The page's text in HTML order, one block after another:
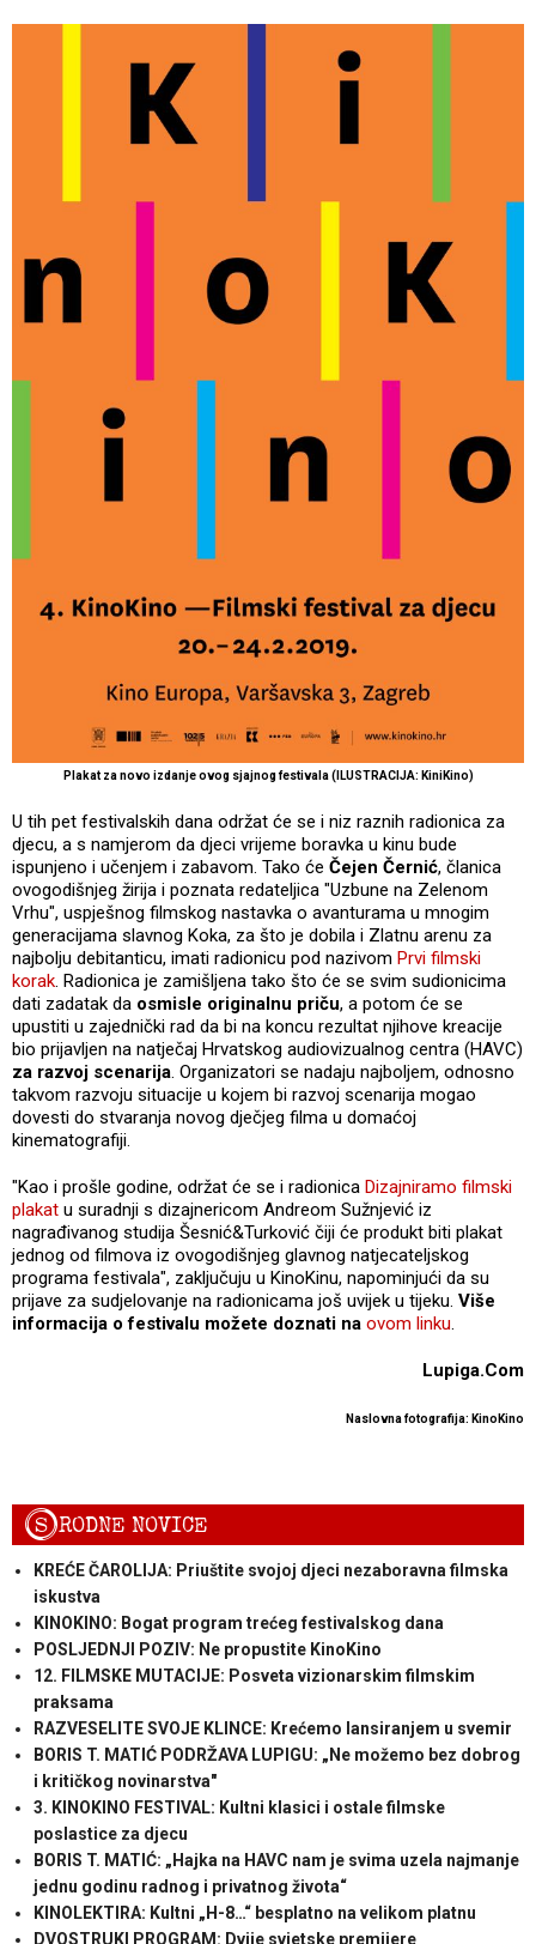
Plakat za novo izdanje ovog sjajnog festivala (ILUSTRACIJA: KiniKino)
U tih pet festivalskih dana održat će se i niz raznih radionica za
djecu, a s namjerom da djeci vrijeme boravka u kinu bude
ispunjeno i učenjem i zabavom. Tako će Čejen Černić, članica
ovogodišnjeg žirija i poznata redateljica "Uzbune na Zelenom
Vrhu", uspješnog filmskog nastavka o avanturama u mnogim
generacijama slavnog Koka, za što je dobila i Zlatnu arenu za
najbolju debitanticu, imati radionicu pod nazivom Prvi filmski
korak. Radionica je zamišljena tako što će se svim sudionicima
dati zadatak da osmisle originalnu priču, a potom će se
upustiti u zajednički rad da bi na koncu rezultat njihove kreacije
bio prijavljen na natječaj Hrvatskog audiovizualnog centra (HAVC)
za razvoj scenarija. Organizatori se nadaju najboljem, odnosno
takvom razvoju situacije u kojem bi razvoj scenarija mogao
dovesti do stvaranja novog dječjeg filma u domaćoj
kinematografiji.
"Kao i prošle godine, održat će se i radionica Dizajniramo filmski
plakat u suradnji s dizajnericom Andreom Sužnjević iz
nagrađivanog studija Šesnić&Turković čiji će produkt biti plakat
jednog od filmova iz ovogodišnjeg glavnog natjecateljskog
programa festivala", zaključuju u KinoKinu, napominjući da su
prijave za sudjelovanje na radionicama još uvijek u tijeku. Više
informacija o festivalu možete doznati na ovom linku.
Lupiga.Com
Naslovna fotografija: KinoKino
SRODNE NOVICE
KREĆE ČAROLIJA: Priuštite svojoj djeci nezaboravna filmska
iskustva
KINOKINO: Bogat program trećeg festivalskog dana
POSLJEDNJI POZIV: Ne propustite KinoKino
12. FILMSKE MUTACIJE: Posveta vizionarskim filmskim
praksama
RAZVESELITE SVOJE KLINCE: Krećemo lansiranjem u svemir
BORIS T. MATIĆ PODRŽAVA LUPIGU: „Ne možemo bez dobrog
i kritičkog novinarstva"
3. KINOKINO FESTIVAL: Kultni klasici i ostale filmske
poslastice za djecu
BORIS T. MATIĆ: „Hajka na HAVC nam je svima uzela najmanje
jednu godinu radnog i privatnog života“
KINOLEKTIRA: Kultni „H-8…“ besplatno na velikom platnu
DVOSTRUKI PROGRAM: Dvije svjetske premijere